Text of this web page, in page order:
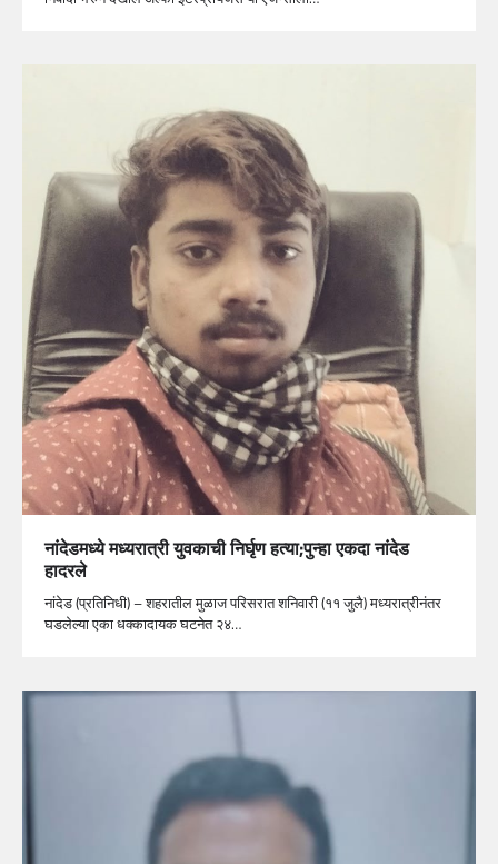
नांदेडमध्ये मध्यरात्री युवकाची निर्घृण हत्या;पुन्हा एकदा नांदेड
हादरले
नांदेड (प्रतिनिधी) – शहरातील मुळाज परिसरात शनिवारी (११ जुलै) मध्यरात्रीनंतर
घडलेल्या एका धक्कादायक घटनेत २४…